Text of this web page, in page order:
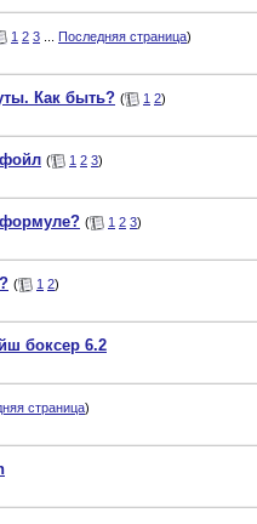
1 2 3 Последняя страница)
Как быть? ( 1 2)
( 1 2 3)
формуле? ( 1 2 3)
( 1 2)
боксер 6.2
страница)